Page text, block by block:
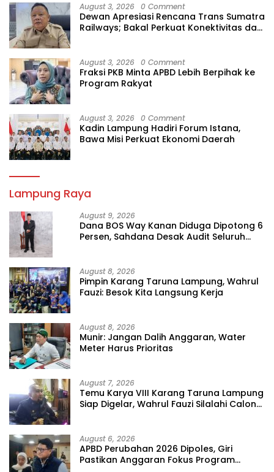
August 3, 2026 0 Comment
Dewan Apresiasi Rencana Trans Sumatra
Railways; Bakal Perkuat Konektivitas dan
August 3, 2026 0 Comment
Fraksi PKB Minta APBD Lebih Berpihak ke
Program Rakyat
August 3, 2026 0 Comment
Kadin Lampung Hadiri Forum Istana,
Bawa Misi Perkuat Ekonomi Daerah
Lampung Raya
August 9, 2026
Dana BOS Way Kanan Diduga Dipotong 6
Persen, Sahdana Desak Audit Seluruh
August 8, 2026
Pimpin Karang Taruna Lampung, Wahrul
Fauzi: Besok Kita Langsung Kerja
August 8, 2026
Munir: Jangan Dalih Anggaran, Water
Meter Harus Prioritas
August 7, 2026
Temu Karya VIII Karang Taruna Lampung
Siap Digelar, Wahrul Fauzi Silalahi Calon
August 6, 2026
APBD Perubahan 2026 Dipoles, Giri
Pastikan Anggaran Fokus Program